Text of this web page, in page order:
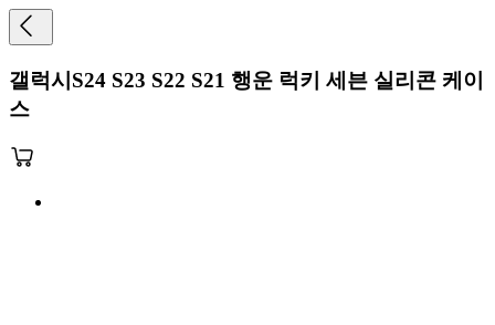
갤럭시S24 S23 S22 S21 행운 럭키 세븐 실리콘 케이
스